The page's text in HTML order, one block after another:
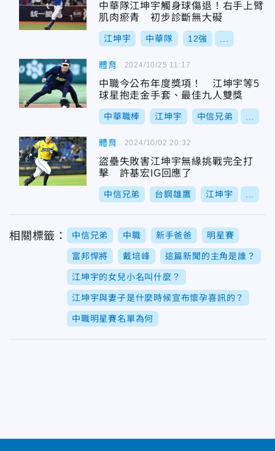
中華隊江坤宇觸身球傷退！右手上臂
肌肉瘀青 初步診斷無大礙
江坤宇 中華隊 12強
體育
中職今公布年度獎項！ 江坤宇等5
球星抱走金手套、最佳九人雙獎
中華職棒 江坤宇 中信兄弟
2024/10/25 11:17
體育
盜壘失敗害江坤宇無緣挑戰完全打
擊 許基宏IG回應了
中信兄弟 台鋼雄鷹 江坤宇
2024/10/02 20:32
相關標籤： 中信兄弟 中職 新手爸爸 明星賽
富邦悍將 戴培峰 這篇新聞的主角是誰？
江坤宇的女兒小名叫什麼？
江坤宇與妻子是什麼時候宣布懷孕喜訊的？
中職明星賽名單為何